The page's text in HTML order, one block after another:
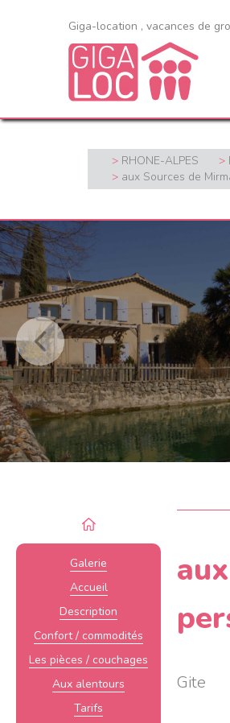
Giga-location , vacances de
RHONE-ALPES
aux Sources de
Galerie
Accueil
Description
Confort / commodités
Les pièces / couchages
Aux alentours
Tarifs
Gite